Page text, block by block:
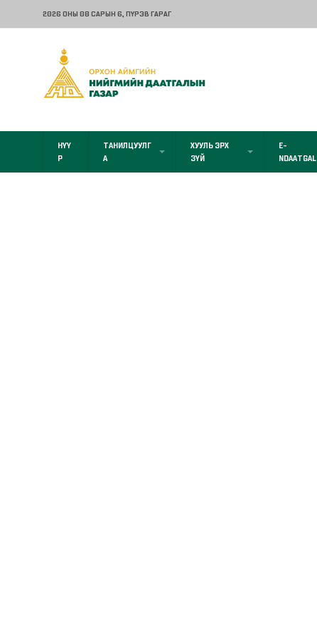
2026 ОНЫ 08 САРЫН 6, ПҮРЭВ ГАРАГ
НҮҮ
Р
ТАНИЛЦУУЛГ
А
ХУУЛЬ ЭРХ
ЗҮЙ
E-
NDAATGAL